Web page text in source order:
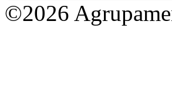
©2026